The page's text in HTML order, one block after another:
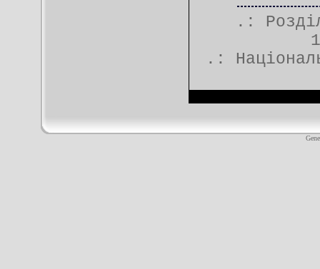
.:
.: